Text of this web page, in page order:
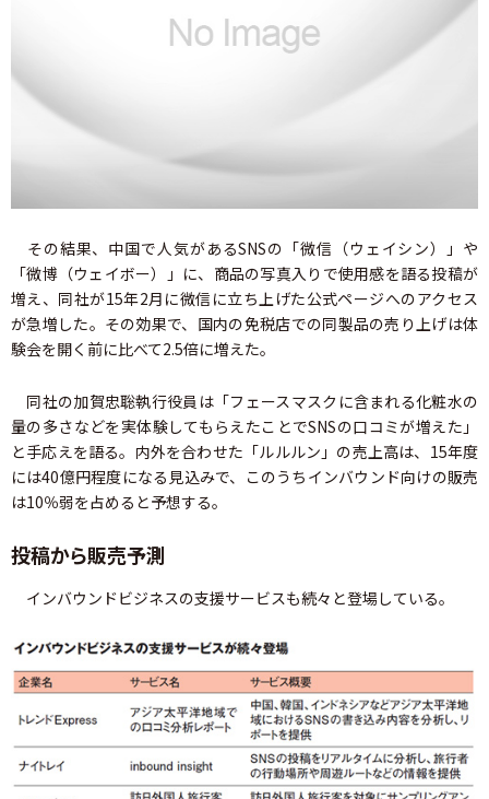
その結果、中国で人気があるSNSの「微信（ウェイシン）」や
「微博（ウェイボー）」に、商品の写真入りで使用感を語る投稿が
増え、同社が15年2月に微信に立ち上げた公式ページへのアクセス
が急増した。その効果で、国内の免税店での同製品の売り上げは体
験会を開く前に比べて2.5倍に増えた。
同社の加賀忠聡執行役員は「フェースマスクに含まれる化粧水の
量の多さなどを実体験してもらえたことでSNSの口コミが増えた」
と手応えを語る。内外を合わせた「ルルルン」の売上高は、15年度
には40億円程度になる見込みで、このうちインバウンド向けの販売
は10％弱を占めると予想する。
投稿から販売予測
インバウンドビジネスの支援サービスも続々と登場している。